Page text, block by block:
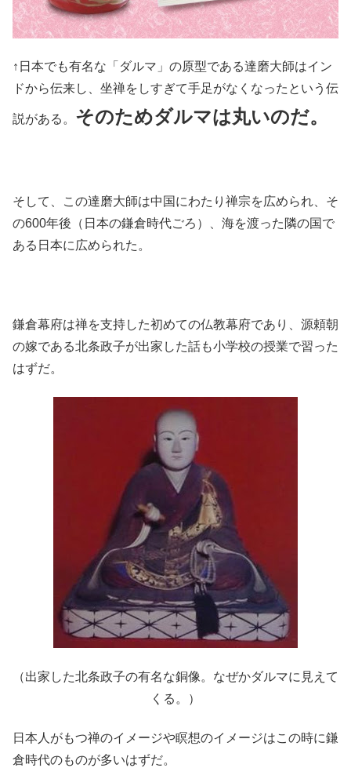
↑日本でも有名な「ダルマ」の原型である達磨大師はイン
ドから伝来し、坐禅をしすぎて手足がなくなったという伝
説がある。 そのためダルマは丸いのだ。
そして、この達磨大師は中国にわたり禅宗を広められ、そ
の600年後（日本の鎌倉時代ごろ）、海を渡った隣の国で
ある日本に広められた。
鎌倉幕府は禅を支持した初めての仏教幕府であり、源頼朝
の嫁である北条政子が出家した話も小学校の授業で習った
はずだ。
（出家した北条政子の有名な銅像。なぜかダルマに見えて
くる。）
日本人がもつ禅のイメージや瞑想のイメージはこの時に鎌
倉時代のものが多いはずだ。